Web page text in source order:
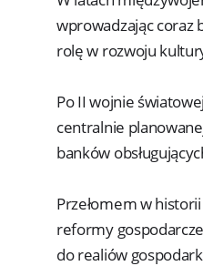
wprowadzając coraz
rolę w rozwoju
Po II wojnie
centralnie
banków
Przełomem w
reformy
do realiów